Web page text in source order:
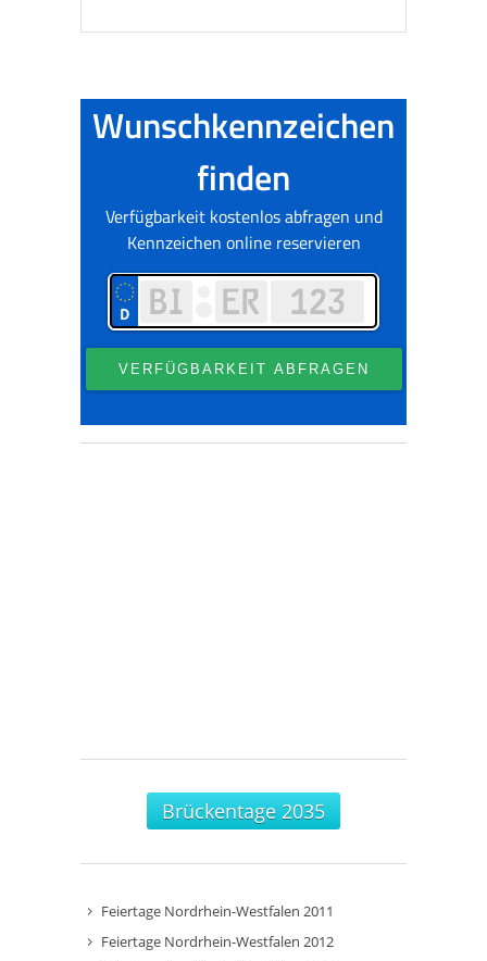
Brückentage 2035
Feiertage Nordrhein-Westfalen 2011
Feiertage Nordrhein-Westfalen 2012